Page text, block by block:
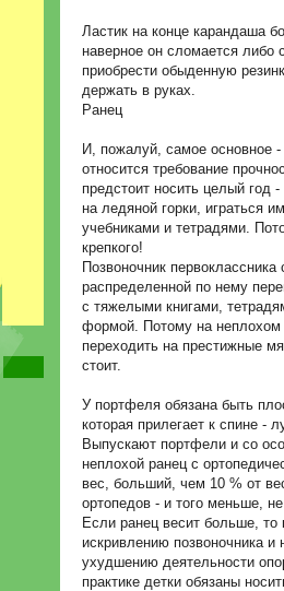
Ластик на конце карандаша
наверное он сломается либо
приобрести обыденную
держать в руках.
Ранец
И, пожалуй, самое основное
относится требование
предстоит носить целый год
на ледяной горки, играться
учебниками и тетрадями.
крепкого!
Позвоночник
распределенной по нему
с тяжелыми книгами,
формой. Потому на
переходить на престижные
стоит.
У портфеля обязана быть
которая прилегает к спине -
Выпускают портфели и со
неплохой ранец с
вес, больший, чем 10 % от
ортопедов - и того меньше,
Если ранец весит больше, то
искривлению позвоночника
ухудшению деятельности
практике детки обязаны